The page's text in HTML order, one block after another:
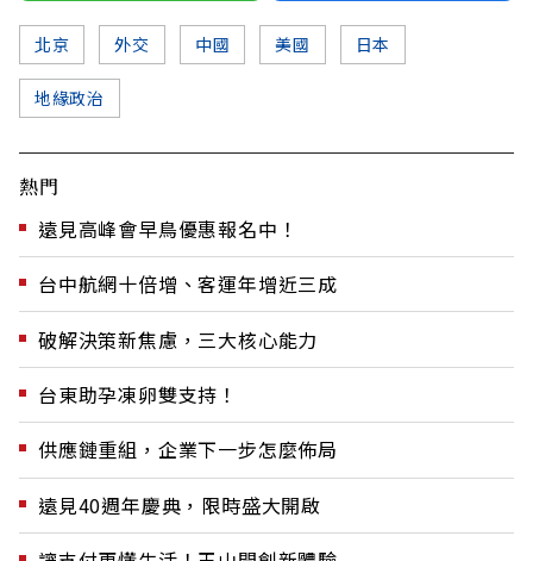
北京 外交 中國 美國 日本
地緣政治
熱門
遠見高峰會早鳥優惠報名中！
台中航網十倍增、客運年增近三成
破解決策新焦慮，三大核心能力
台東助孕凍卵雙支持！
供應鏈重組，企業下一步怎麼佈局
遠見40週年慶典，限時盛大開啟